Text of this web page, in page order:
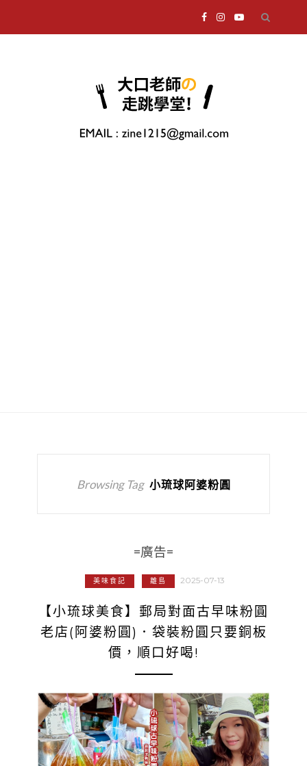
Browsing Tag 小琉球阿婆粉圓
=廣告=
美味食記 離島 2025-07-13
【小琉球美食】郵局對面古早味粉圓
老店(阿婆粉圓)．袋裝粉圓只要銅板
價，順口好喝!